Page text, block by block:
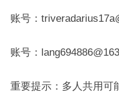
账号：
账号：
重要提示：多人共用可